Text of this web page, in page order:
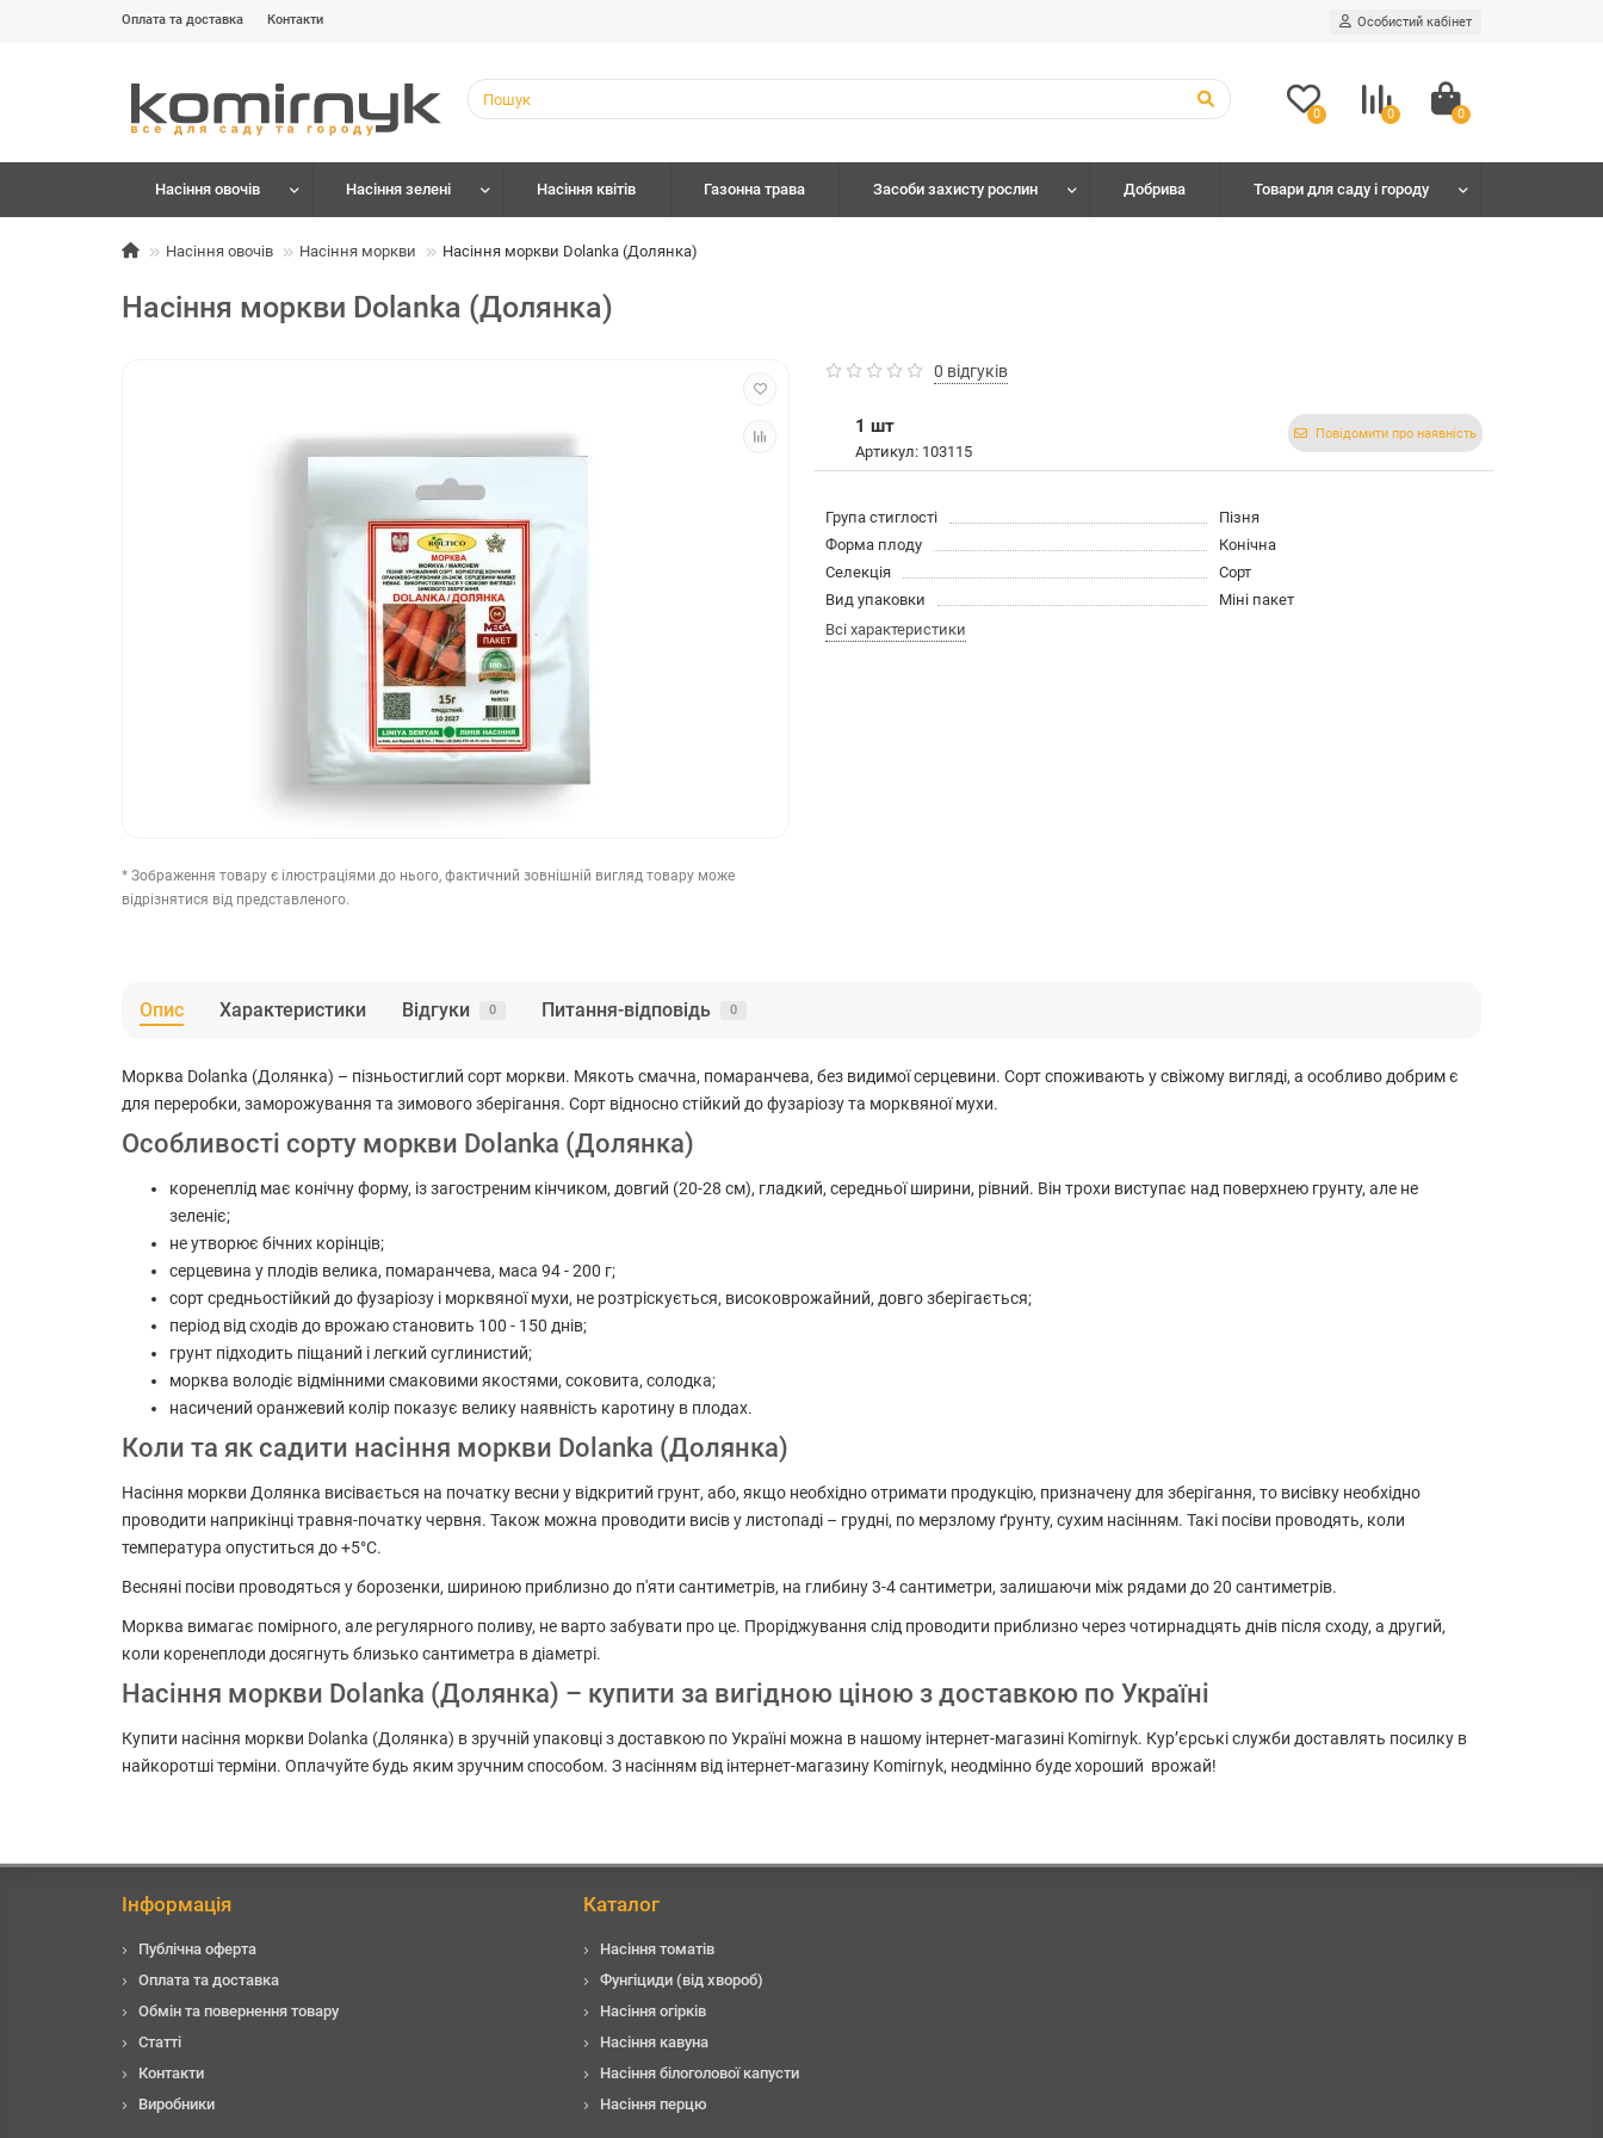
Оплата та доставка Контакти Особистий кабінет
0 0 0
Насіння овочів Насіння зелені Насіння квітів Газонна трава Засоби захисту рослин Добрива Товари для саду і городу
Насіння овочів Насіння моркви Насіння моркви Dolanka (Долянка)
Насіння моркви Dolanka (Долянка)
* Зображення товару є ілюстраціями до нього, фактичний зовнішній вигляд товару може
відрізнятися від представленого.
0 відгуків
1 шт
Артикул: 103115
Повідомити про наявність
Група стиглості
Пізня
Форма плоду
Конічна
Селекція
Сорт
Вид упаковки
Міні пакет
Всі характеристики
Опис Характеристики Відгуки 0 Питання-відповідь 0
Морква Dolanka (Долянка) – пізньостиглий сорт моркви. Мякоть смачна, помаранчева, без видимої серцевини. Сорт споживають у свіжому вигляді, а особливо добрим є
для переробки, заморожування та зимового зберігання. Сорт відносно стійкий до фузаріозу та морквяної мухи.
Особливості сорту моркви Dolanka (Долянка)
коренеплід має конічну форму, із загостреним кінчиком, довгий (20-28 см), гладкий, середньої ширини, рівний. Він трохи виступає над поверхнею грунту, але не
зеленіє;
не утворює бічних корінців;
серцевина у плодів велика, помаранчева, маса 94 - 200 г;
сорт средньостійкий до фузаріозу і морквяної мухи, не розтріскується, високоврожайний, довго зберігається;
період від сходів до врожаю становить 100 - 150 днів;
грунт підходить піщаний і легкий суглинистий;
морква володіє відмінними смаковими якостями, соковита, солодка;
насичений оранжевий колір показує велику наявність каротину в плодах.
Коли та як садити насіння моркви Dolanka (Долянка)
Насіння моркви Долянка висівається на початку весни у відкритий грунт, або, якщо необхідно отримати продукцію, призначену для зберігання, то висівку необхідно
проводити наприкінці травня-початку червня. Також можна проводити висів у листопаді – грудні, по мерзлому ґрунту, сухим насінням. Такі посіви проводять, коли
температура опуститься до +5°C.
Весняні посіви проводяться у борозенки, шириною приблизно до п'яти сантиметрів, на глибину 3-4 сантиметри, залишаючи між рядами до 20 сантиметрів.
Морква вимагає помірного, але регулярного поливу, не варто забувати про це. Проріджування слід проводити приблизно через чотирнадцять днів після сходу, а другий,
коли коренеплоди досягнуть близько сантиметра в діаметрі.
Насіння моркви Dolanka (Долянка) – купити за вигідною ціною з доставкою по Україні
Купити насіння моркви Dolanka (Долянка) в зручній упаковці з доставкою по Україні можна в нашому інтернет-магазині Komirnyk. Кур’єрські служби доставлять посилку в
найкоротші терміни. Оплачуйте будь яким зручним способом. З насінням від інтернет-магазину Komirnyk, неодмінно буде хороший врожай!
Інформація
Публічна оферта
Оплата та доставка
Обмін та повернення товару
Статті
Контакти
Виробники
Каталог
Насіння томатів
Фунгіциди (від хвороб)
Насіння огірків
Насіння кавуна
Насіння білоголової капусти
Насіння перцю